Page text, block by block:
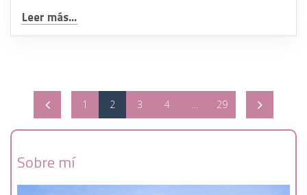
Sobre mí
Leer más...
1 2 3 4 29